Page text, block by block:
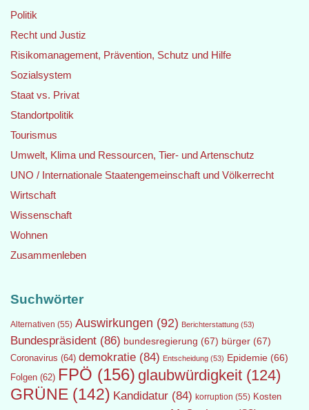
Politik
Recht und Justiz
Risikomanagement, Prävention, Schutz und Hilfe
Sozialsystem
Staat vs. Privat
Standortpolitik
Tourismus
Umwelt, Klima und Ressourcen, Tier- und Artenschutz
UNO / Internationale Staatengemeinschaft und Völkerrecht
Wirtschaft
Wissenschaft
Wohnen
Zusammenleben
Suchwörter
Alternativen (55) Auswirkungen (92) Berichterstattung (53)
Bundespräsident (86) bundesregierung (67) bürger (67)
Coronavirus (64) demokratie (84) Entscheidung (53) Epidemie (66)
Folgen (62) FPÖ (156) glaubwürdigkeit (124)
GRÜNE (142) Kandidatur (84) korruption (55) Kosten